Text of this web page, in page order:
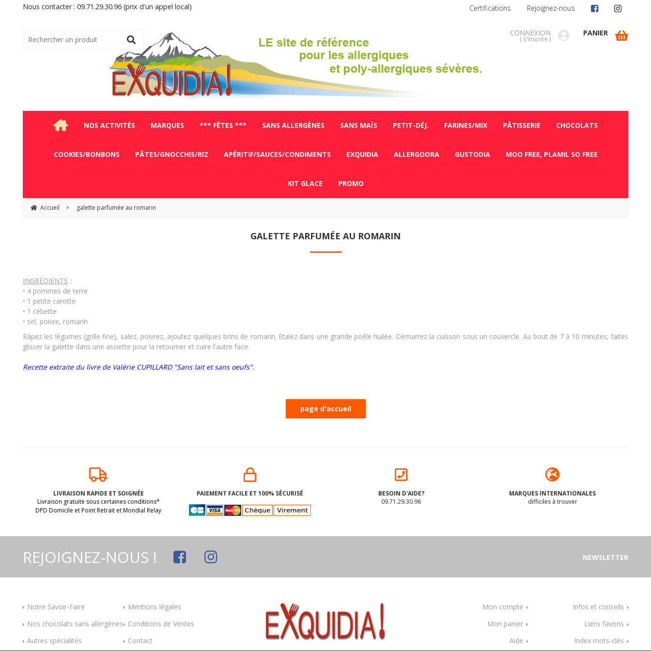
Nous contacter : 09.71.29.30.96 (prix d'un appel local)
CONNEXION
( s'inscrire )
PANIER
NOS ACTIVITÉS MARQUES *** FÊTES *** SANS ALLERGÈNES SANS MAÏS PETIT-DÉJ. FARINES/MIX PÂTISSERIE CHOCOLATS
COOKIES/BONBONS PÂTES/GNOCCHIS/RIZ APÉRITIF/SAUCES/CONDIMENTS EXQUIDIA ALLERGOORA GUSTODIA MOO FREE, PLAMIL SO FREE
KIT GLACE PROMO
Accueil galette parfumée au romarin
GALETTE PARFUMÉE AU ROMARIN
INGRÉDIENTS :
• 4 pommes de terre
• 1 petite carotte
• 1 cébette
• sel, poivre, romarin
Râpez les légumes (grille fine), salez, poivrez, ajoutez quelques brins de romarin. Etalez dans une grande poêle huilée. Démarrez la cuisson sous un couvercle. Au bout de 7 à 10 minutes, faites
glisser la galette dans une assiette pour la retourner et cuire l'autre face.
Recette extraite du livre de Valérie CUPILLARD "Sans lait et sans oeufs".
Certifications Rejoignez-nous
LIVRAISON RAPIDE ET SOIGNÉE
Livraison gratuite sous certaines conditions*
DPD Domicile et Point Retrait et Mondial Relay
PAIEMENT FACILE ET 100% SÉCURISÉ BESOIN D'AIDE?
09.71.29.30.96
MARQUES INTERNATIONALES
difficiles à trouver
REJOIGNEZ-NOUS ! NEWSLETTER
Notre Savoir-Faire
Mentions légales
Nos chocolats sans allergènes
Conditions de Ventes
Autres spécialités
Contact
Mon compte
Infos et conseils
Mon panier
Liens favoris
Aide
Index mots-clés